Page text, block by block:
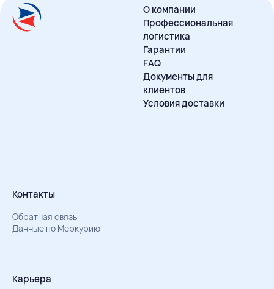
О компании
Профессиональная
логистика
Гарантии
FAQ
Документы для
клиентов
Условия доставки
Контакты
Обратная связь
Данные по Меркурию
Карьера